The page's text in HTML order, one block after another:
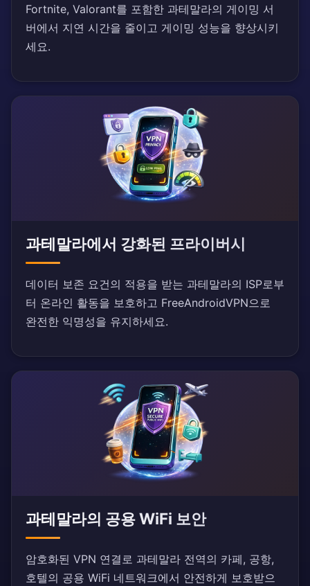
Fortnite, Valorant를 포함한 과테말라의 게이밍 서
버에서 지연 시간을 줄이고 게이밍 성능을 향상시키
세요.
과테말라에서 강화된 프라이버시
데이터 보존 요건의 적용을 받는 과테말라의 ISP로부
터 온라인 활동을 보호하고 FreeAndroidVPN으로
완전한 익명성을 유지하세요.
과테말라의 공용 WiFi 보안
암호화된 VPN 연결로 과테말라 전역의 카페, 공항,
호텔의 공용 WiFi 네트워크에서 안전하게 보호받으